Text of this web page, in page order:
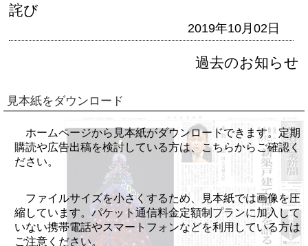
詫び
2019年10月02日
過去のお知らせ
見本紙をダウンロード
ホームページから見本紙がダウンロードできます。定期
購読や広告出稿を検討している方は、こちらからご確認く
ださい。
ファイルサイズを小さくするため、見本紙では画像を圧
縮しています。パケット通信料金定額制プランに加入して
いない携帯電話やスマートフォンなどを利用している方は
ご注意ください。